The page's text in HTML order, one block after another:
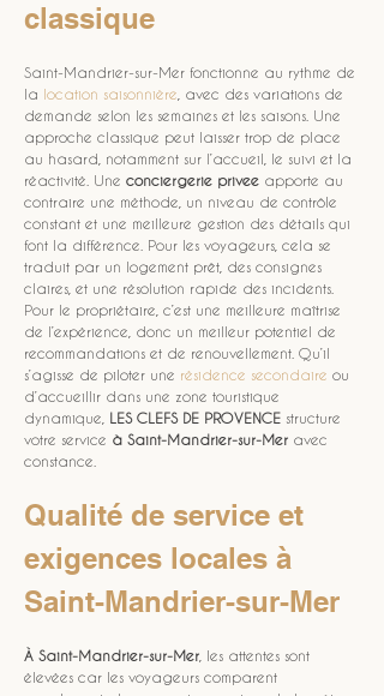
classique
Saint-Mandrier-sur-Mer fonctionne au rythme de
la location saisonnière , avec des variations de
demande selon les semaines et les saisons. Une
approche classique peut laisser trop de place
au hasard, notamment sur l’accueil, le suivi et la
réactivité. Une conciergerie privee apporte au
contraire une méthode, un niveau de contrôle
constant et une meilleure gestion des détails qui
font la différence. Pour les voyageurs, cela se
traduit par un logement prêt, des consignes
claires, et une résolution rapide des incidents.
Pour le propriétaire, c’est une meilleure maîtrise
de l’expérience, donc un meilleur potentiel de
recommandations et de renouvellement. Qu’il
s’agisse de piloter une résidence secondaire ou
d’accueillir dans une zone touristique
dynamique, LES CLEFS DE PROVENCE structure
votre service à Saint-Mandrier-sur-Mer avec
constance.
Qualité de service et
exigences locales à
Saint-Mandrier-sur-Mer
À Saint-Mandrier-sur-Mer , les attentes sont
élevées car les voyageurs comparent